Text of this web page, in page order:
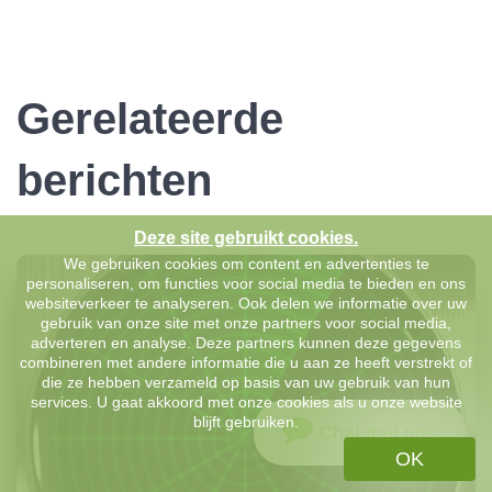
Gerelateerde
berichten
Chat met ons
Deze site gebruikt cookies.
We gebruiken cookies om content en advertenties te
personaliseren, om functies voor social media te bieden en ons
websiteverkeer te analyseren. Ook delen we informatie over uw
gebruik van onze site met onze partners voor social media,
adverteren en analyse. Deze partners kunnen deze gegevens
combineren met andere informatie die u aan ze heeft verstrekt of
die ze hebben verzameld op basis van uw gebruik van hun
services. U gaat akkoord met onze cookies als u onze website
blijft gebruiken.
OK